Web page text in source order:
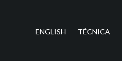
ENGLISH TÉCNICA